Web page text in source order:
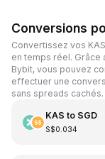
Conversions
Convertissez vos
en temps réel. Grâce
Bybit, vous pouvez
effectuer une
sans spreads cachés.
KAS to SGD
S$0.034